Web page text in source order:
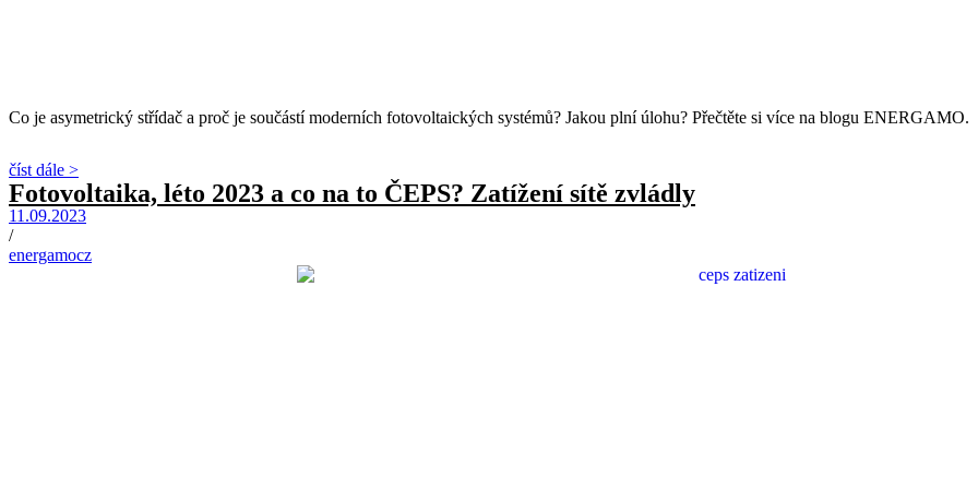
Co je asymetrický střídač a proč je součástí moderních fotovoltaických systémů? Jakou plní úlohu? Přečtěte si více na blogu ENERGAMO.
číst dále >
Fotovoltaika, léto 2023 a co na to ČEPS? Zatížení sítě zvládly
11.09.2023
/
energamocz